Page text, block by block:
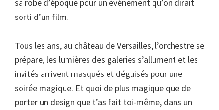
sa robe d’époque pour un événement qu’on dirait
sorti d’un film.
Tous les ans, au château de Versailles, l’orchestre se
prépare, les lumières des galeries s’allument et les
invités arrivent masqués et déguisés pour une
soirée magique. Et quoi de plus magique que de
porter un design que t’as fait toi-même, dans un